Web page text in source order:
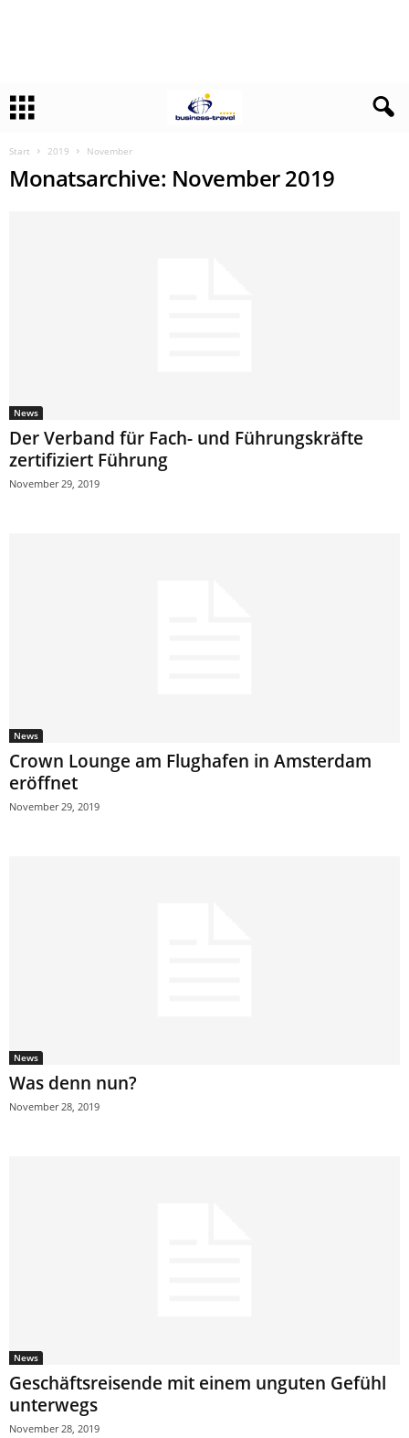
Start 2019 November
Monatsarchive: November 2019
News
Der Verband für Fach- und Führungskräfte
zertifiziert Führung
November 29, 2019
News
Crown Lounge am Flughafen in Amsterdam
eröffnet
November 29, 2019
News
Was denn nun?
November 28, 2019
News
Geschäftsreisende mit einem unguten Gefühl
unterwegs
November 28, 2019